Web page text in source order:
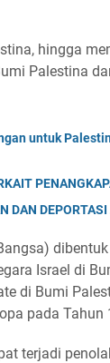
hingga
Palestina
untuk
DAN
Israel di
di Bumi
pada
terjadi